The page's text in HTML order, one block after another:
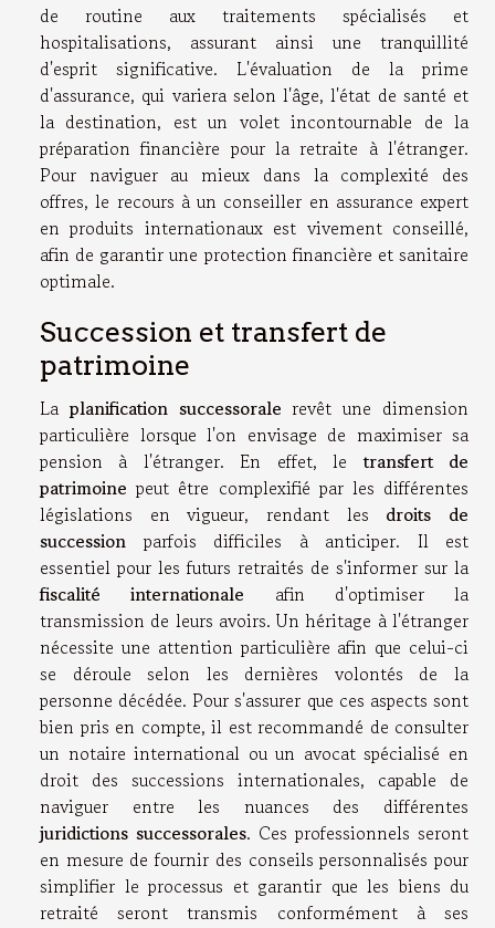
de routine aux traitements spécialisés et
hospitalisations, assurant ainsi une tranquillité
d'esprit significative. L'évaluation de la prime
d'assurance, qui variera selon l'âge, l'état de santé et
la destination, est un volet incontournable de la
préparation financière pour la retraite à l'étranger.
Pour naviguer au mieux dans la complexité des
offres, le recours à un conseiller en assurance expert
en produits internationaux est vivement conseillé,
afin de garantir une protection financière et sanitaire
optimale.
Succession et transfert de
patrimoine
La planification successorale revêt une dimension
particulière lorsque l'on envisage de maximiser sa
pension à l'étranger. En effet, letransfert de
patrimoine peut être complexifié par les différentes
législations en vigueur, rendant les droits de
succession parfois difficiles à anticiper. Il est
essentiel pour les futurs retraités de s'informer sur la
fiscalité internationale afin d'optimiser la
transmission de leurs avoirs. Un héritage à l'étranger
nécessite une attention particulière afin que celui-ci
se déroule selon les dernières volontés de la
personne décédée. Pour s'assurer que ces aspects sont
bien pris en compte, il est recommandé de consulter
un notaire international ou un avocat spécialisé en
droit des successions internationales, capable de
naviguer entre les nuances des différentes
juridictions successorales. Ces professionnels seront
en mesure de fournir des conseils personnalisés pour
simplifier le processus et garantir que les biens du
retraité seront transmis conformément à ses